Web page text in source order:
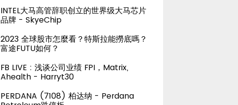
INTEL大马高管辞职创立的世界级大马芯片
品牌 - SkyeChip
2023 全球股市怎麼看？特斯拉能撈底嗎？
富途FUTU如何？
FB LIVE : 浅谈公司业绩 FPI，Matrix,
Ahealth - Harryt30
PERDANA (7108) 柏达纳 - Perdana